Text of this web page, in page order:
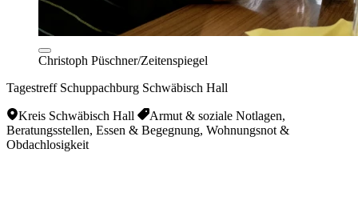
Christoph Püschner/Zeitenspiegel
Tagestreff Schuppachburg Schwäbisch Hall
Kreis Schwäbisch Hall
Armut & soziale Notlagen,
Beratungsstellen, Essen & Begegnung, Wohnungsnot &
Obdachlosigkeit